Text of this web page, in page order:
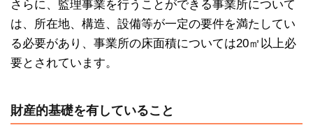
さらに、監理事業を行うことができる事業所について
は、所在地、構造、設備等が一定の要件を満たしてい
る必要があり、事業所の床面積については20㎡以上必
要とされています。
財産的基礎を有していること